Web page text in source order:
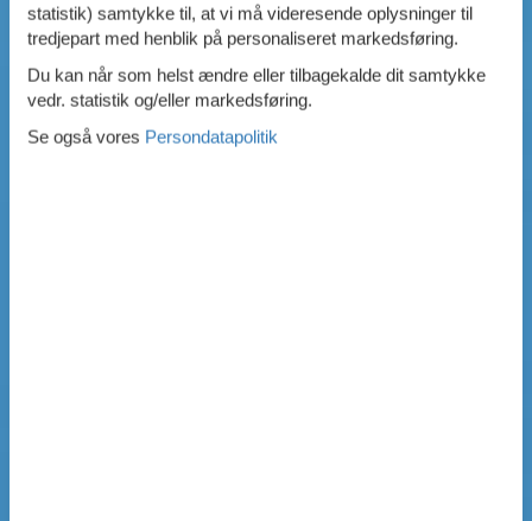
statistik) samtykke til, at vi må videresende oplysninger til
tredjepart med henblik på personaliseret markedsføring.
Du kan når som helst ændre eller tilbagekalde dit samtykke
vedr. statistik og/eller markedsføring.
Se også vores Persondatapolitik